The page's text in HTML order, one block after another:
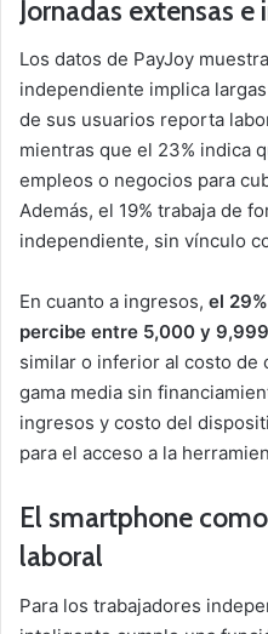
Jornadas extensas
Los datos de PayJoy
independiente implica
de sus usuarios reporta
mientras que el 23% indica
empleos o negocios para
Además, el 19% trabaja de
independiente, sin vínculo
En cuanto a ingresos, el
percibe entre 5,000 y
similar o inferior al costo de
gama media sin
ingresos y costo del
para el acceso a la
El smartphone
laboral
Para los trabajadores